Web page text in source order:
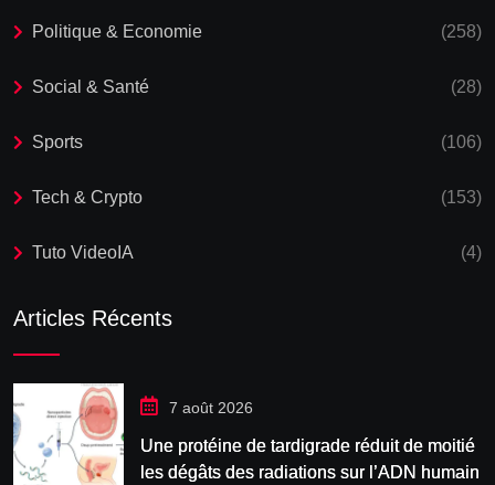
Politique & Economie (258)
Social & Santé (28)
Sports (106)
Tech & Crypto (153)
Tuto VideoIA (4)
Articles Récents
7 août 2026
Une protéine de tardigrade réduit de moitié
les dégâts des radiations sur l’ADN humain